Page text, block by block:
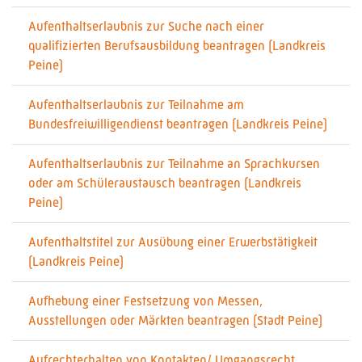
Aufenthaltserlaubnis zur Suche nach einer
qualifizierten Berufsausbildung beantragen (Landkreis
Peine)
Aufenthaltserlaubnis zur Teilnahme am
Bundesfreiwilligendienst beantragen (Landkreis Peine)
Aufenthaltserlaubnis zur Teilnahme an Sprachkursen
oder am Schüleraustausch beantragen (Landkreis
Peine)
Aufenthaltstitel zur Ausübung einer Erwerbstätigkeit
(Landkreis Peine)
Aufhebung einer Festsetzung von Messen,
Ausstellungen oder Märkten beantragen (Stadt Peine)